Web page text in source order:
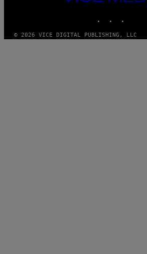
MEDIA
© 2026 VICE DIGITAL PUBLISHING, LLC